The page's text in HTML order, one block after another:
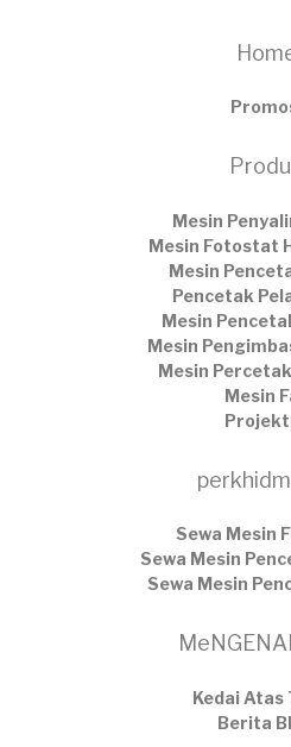
Mesin
Mesin Fotostat
Mesin
Pencetak
Mesin
Mesin
Mesin
Mesin
Sewa Mesin
Sewa Mesin
Sewa Mesin
Kedai Atas
​Berita